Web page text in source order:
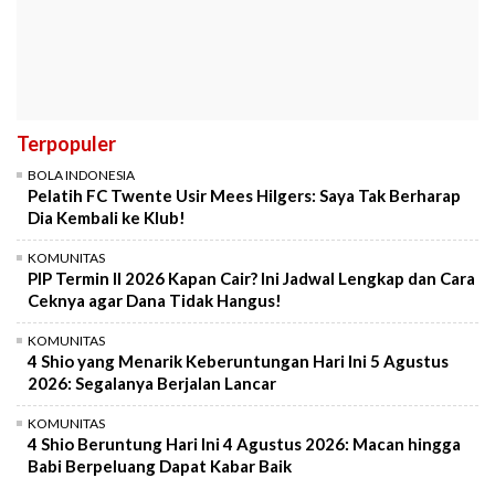
Terpopuler
BOLA INDONESIA
Pelatih FC Twente Usir Mees Hilgers: Saya Tak Berharap
Dia Kembali ke Klub!
KOMUNITAS
PIP Termin II 2026 Kapan Cair? Ini Jadwal Lengkap dan Cara
Ceknya agar Dana Tidak Hangus!
KOMUNITAS
4 Shio yang Menarik Keberuntungan Hari Ini 5 Agustus
2026: Segalanya Berjalan Lancar
KOMUNITAS
4 Shio Beruntung Hari Ini 4 Agustus 2026: Macan hingga
Babi Berpeluang Dapat Kabar Baik